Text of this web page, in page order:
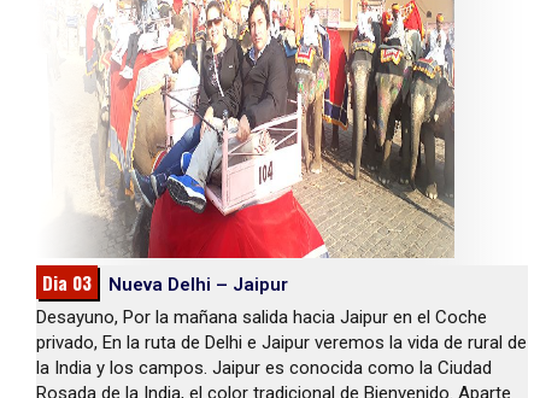
Dia 03
Nueva Delhi – Jaipur
Desayuno, Por la mañana salida hacia Jaipur en el Coche
privado, En la ruta de Delhi e Jaipur veremos la vida de rural de
la India y los campos. Jaipur es conocida como la Ciudad
Rosada de la India, el color tradicional de Bienvenido. Aparte